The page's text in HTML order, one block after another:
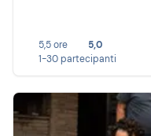
5,5 ore
5,0
1-30 partecipanti